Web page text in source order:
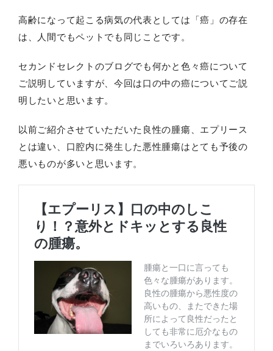
高齢になって起こる病気の代表としては「癌」の存在
は、人間でもペットでも同じことです。
セカンドセレクトのブログでも何かと色々癌について
ご説明していますが、今回は口の中の癌についてご説
明したいと思います。
以前ご紹介させていただいた良性の腫瘍、エプリース
とは違い、口腔内に発生した悪性腫瘍はとても予後の
悪いものが多いと思います。